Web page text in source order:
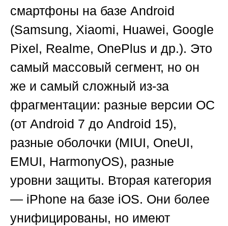
смартфоны на базе Android
(Samsung, Xiaomi, Huawei, Google
Pixel, Realme, OnePlus и др.). Это
самый массовый сегмент, но он
же и самый сложный из-за
фрагментации: разные версии ОС
(от Android 7 до Android 15),
разные оболочки (MIUI, OneUI,
EMUI, HarmonyOS), разные
уровни защиты. Вторая категория
— iPhone на базе iOS. Они более
унифицированы, но имеют